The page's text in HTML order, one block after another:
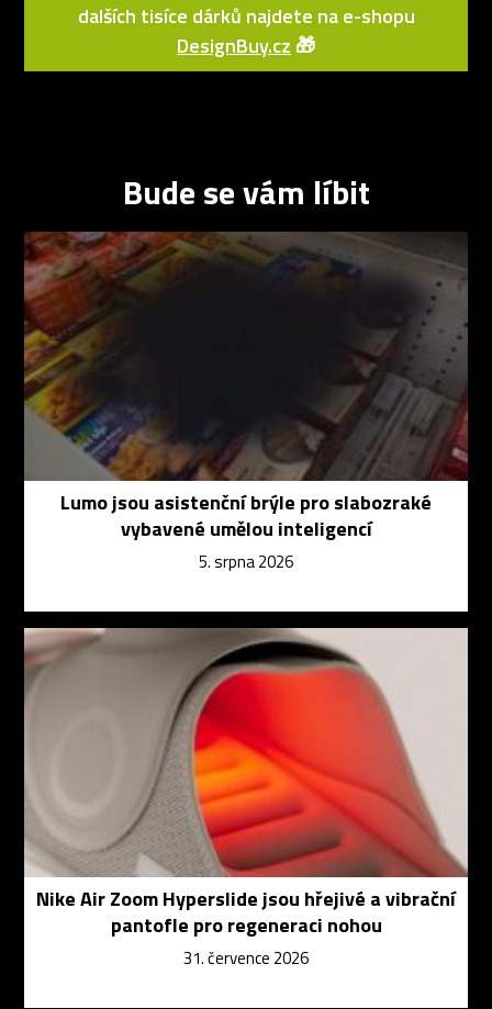
dalších tisíce dárků najdete na e-shopu
DesignBuy.cz 🎁
Bude se vám líbit
Lumo jsou asistenční brýle pro slabozraké
vybavené umělou inteligencí
5. srpna 2026
Nike Air Zoom Hyperslide jsou hřejivé a vibrační
pantofle pro regeneraci nohou
31. července 2026